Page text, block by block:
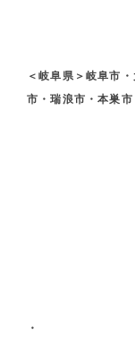
＜岐阜県＞岐阜市
市・瑞浪市・本巣
・